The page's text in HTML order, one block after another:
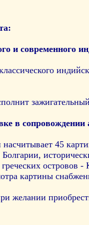
и современного
в
насчитывает 45
островов
картины
желании